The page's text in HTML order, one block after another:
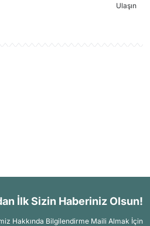
İlk Sizin Haberiniz Olsun!
Hakkında Bilgilendirme Maili Almak İçin